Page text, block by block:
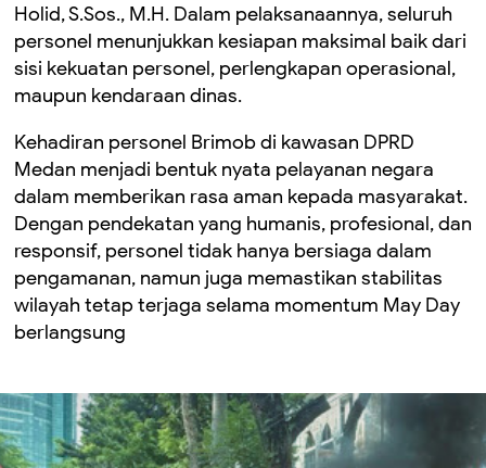
Holid, S.Sos., M.H. Dalam pelaksanaannya, seluruh
personel menunjukkan kesiapan maksimal baik dari
sisi kekuatan personel, perlengkapan operasional,
maupun kendaraan dinas.
Kehadiran personel Brimob di kawasan DPRD
Medan menjadi bentuk nyata pelayanan negara
dalam memberikan rasa aman kepada masyarakat.
Dengan pendekatan yang humanis, profesional, dan
responsif, personel tidak hanya bersiaga dalam
pengamanan, namun juga memastikan stabilitas
wilayah tetap terjaga selama momentum May Day
berlangsung